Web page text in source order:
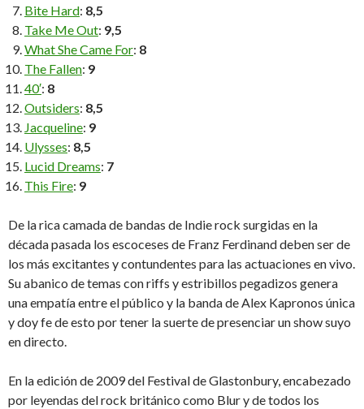
Bite Hard: 8,5
Take Me Out: 9,5
What She Came For: 8
The Fallen: 9
40′: 8
Outsiders: 8,5
Jacqueline: 9
Ulysses: 8,5
Lucid Dreams: 7
This Fire: 9
De la rica camada de bandas de Indie rock surgidas en la
década pasada los escoceses de Franz Ferdinand deben ser de
los más excitantes y contundentes para las actuaciones en vivo.
Su abanico de temas con riffs y estribillos pegadizos genera
una empatía entre el público y la banda de Alex Kapronos única
y doy fe de esto por tener la suerte de presenciar un show suyo
en directo.
En la edición de 2009 del Festival de Glastonbury, encabezado
por leyendas del rock británico como Blur y de todos los